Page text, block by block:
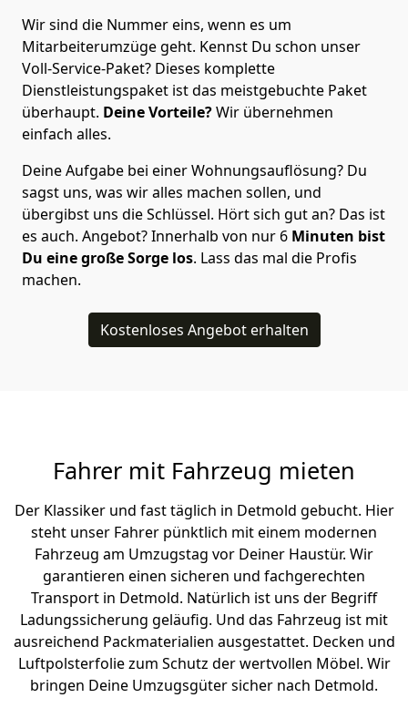
Wir sind die Nummer eins, wenn es um
Mitarbeiterumzüge geht. Kennst Du schon unser
Voll-Service-Paket? Dieses komplette
Dienstleistungspaket ist das meistgebuchte Paket
überhaupt. Deine Vorteile?Wir übernehmen
einfach alles.
Deine Aufgabe bei einer Wohnungsauflösung? Du
sagst uns, was wir alles machen sollen, und
übergibst uns die Schlüssel. Hört sich gut an? Das ist
es auch. Angebot? Innerhalb von nur 6 Minuten bist
Du eine große Sorge los. Lass das mal die Profis
machen.
Kostenloses Angebot erhalten
Fahrer mit Fahrzeug mieten
Der Klassiker und fast täglich in Detmold gebucht. Hier
steht unser Fahrer pünktlich mit einem modernen
Fahrzeug am Umzugstag vor Deiner Haustür. Wir
garantieren einen sicheren und fachgerechten
Transport in Detmold. Natürlich ist uns der Begriff
Ladungssicherung geläufig. Und das Fahrzeug ist mit
ausreichend Packmaterialien ausgestattet. Decken und
Luftpolsterfolie zum Schutz der wertvollen Möbel. Wir
bringen Deine Umzugsgüter sicher nach Detmold.